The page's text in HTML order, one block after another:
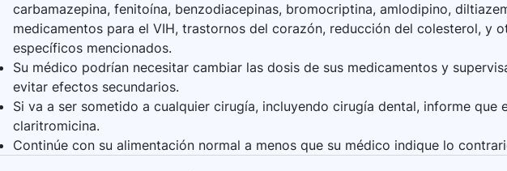
carbamazepina, fenitoína, benzodiacepinas, bromocriptina, amlodipino,
medicamentos para el VIH, trastornos del corazón, reducción del colesterol, y
específicos mencionados.
Su médico podrían necesitar cambiar las dosis de sus medicamentos y
evitar efectos secundarios.
Si va a ser sometido a cualquier cirugía, incluyendo cirugía dental, informe que
claritromicina.
Continúe con su alimentación normal a menos que su médico indique lo